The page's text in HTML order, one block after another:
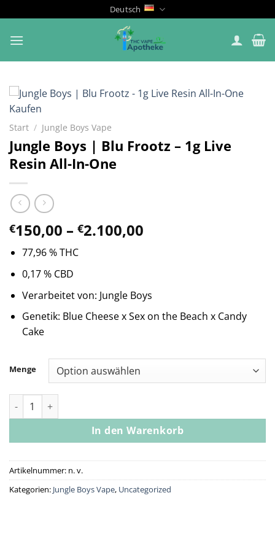
Inhalt
springen
Deutsch
Start / Jungle Boys Vape
Jungle Boys | Blu Frootz – 1g Live
Resin All-In-One
€150,00 – €2.100,00
77,96 % THC
0,17 % CBD
Verarbeitet von: Jungle Boys
Genetik: Blue Cheese x Sex on the Beach x Candy
Cake
Menge
Jungle Boys | Blu Frootz - 1g Live Resin All-In-One Menge
In den Warenkorb
Artikelnummer: n. v.
Kategorien: Jungle Boys Vape, Uncategorized